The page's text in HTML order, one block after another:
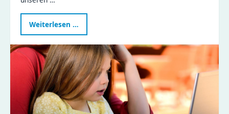
Weiterlesen …
ist
Liebhaben
–
Kinder
der
Zeisigwaldfüchse
gestalten
den
Friedenstag